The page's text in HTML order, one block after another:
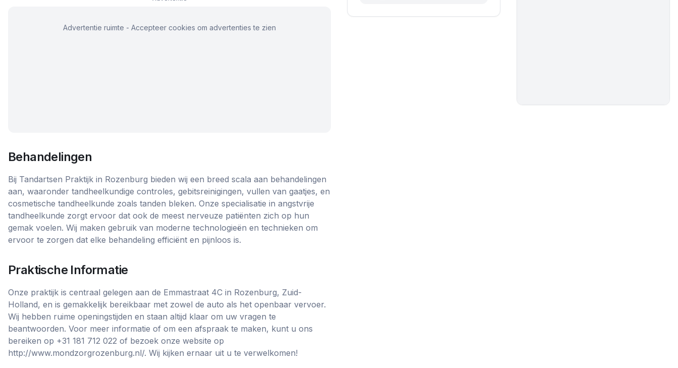
Advertentie ruimte - Accepteer cookies om advertenties te zien
Behandelingen
Bij Tandartsen Praktijk in Rozenburg bieden wij een breed scala aan behandelingen
aan, waaronder tandheelkundige controles, gebitsreinigingen, vullen van gaatjes, en
cosmetische tandheelkunde zoals tanden bleken. Onze specialisatie in angstvrije
tandheelkunde zorgt ervoor dat ook de meest nerveuze patiënten zich op hun
gemak voelen. Wij maken gebruik van moderne technologieën en technieken om
ervoor te zorgen dat elke behandeling efficiënt en pijnloos is.
Praktische Informatie
Onze praktijk is centraal gelegen aan de Emmastraat 4C in Rozenburg, Zuid-
Holland, en is gemakkelijk bereikbaar met zowel de auto als het openbaar vervoer.
Wij hebben ruime openingstijden en staan altijd klaar om uw vragen te
beantwoorden. Voor meer informatie of om een afspraak te maken, kunt u ons
bereiken op +31 181 712 022 of bezoek onze website op
http://www.mondzorgrozenburg.nl/. Wij kijken ernaar uit u te verwelkomen!